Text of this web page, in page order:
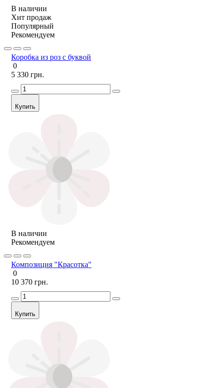
В наличии
Хит продаж
Популярный
Рекомендуем
Коробка из роз с буквой
0
5 330 грн.
Купить
В наличии
Рекомендуем
Композиция "Красотка"
0
10 370 грн.
Купить